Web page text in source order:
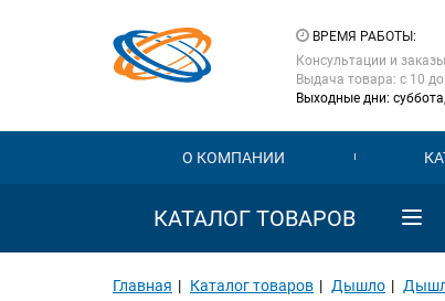
ВРЕМЯ РАБОТЫ:
Консультации и
Выдача товара: с 10 до
Выходные дни:
О КОМПАНИИ
КАТАЛОГ ТОВАРОВ
Главная Каталог товаров Дышло